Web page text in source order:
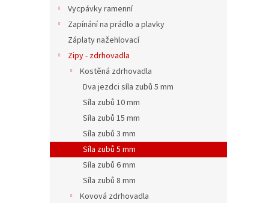
Vycpávky ramenní
Zapínání na prádlo a plavky
Záplaty nažehlovací
Zipy - zdrhovadla
Kostěná zdrhovadla
Dva jezdci síla zubů 5 mm
Síla zubů 10 mm
Síla zubů 15 mm
Síla zubů 3 mm
Síla zubů 5 mm
Síla zubů 6 mm
Síla zubů 8 mm
Kovová zdrhovadla